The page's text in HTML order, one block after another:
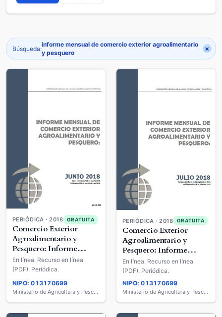
Búsqueda:
informe mensual de comercio exterior agroalimentario
y pesquero
×
PERIÓDICA · 2018 GRATUITA
Comercio Exterior
Agroalimentario y
Pesquero: Informe
Mensual
En línea. Recurso en línea
(PDF). Periódica.
NIPO: 013170699
Ministerio de Agricultura y Pesca, Alimentación y Medio Ambiente
PERIÓDICA · 2018 GRATUITA
Comercio Exterior
Agroalimentario y
Pesquero: Informe
Mensual
En línea. Recurso en línea
(PDF). Periódica.
NIPO: 013170699
Ministerio de Agricultura y Pesca, Alimentación y Medio Ambiente